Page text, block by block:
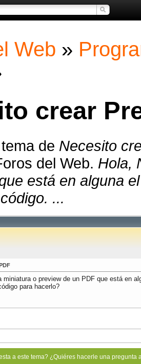
Web »
crear
de Necesito
del Web. Hola,
está en alguna
...
miniatura o preview de un PDF que está en
para hacerlo?
a este tema? ¿Quiéres hacerle una